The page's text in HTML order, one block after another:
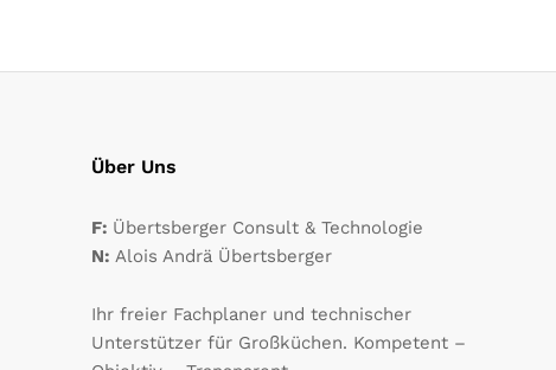
Über Uns
F: Übertsberger Consult & Technologie
N:Alois Andrä Übertsberger
Ihr freier Fachplaner und technischer
Unterstützer für Großküchen. Kompetent –